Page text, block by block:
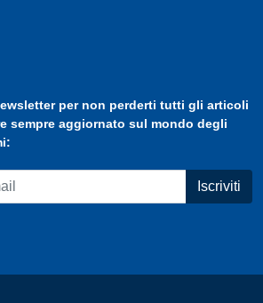
per non perderti tutti gli articoli
sempre aggiornato sul mondo degli
Iscriviti